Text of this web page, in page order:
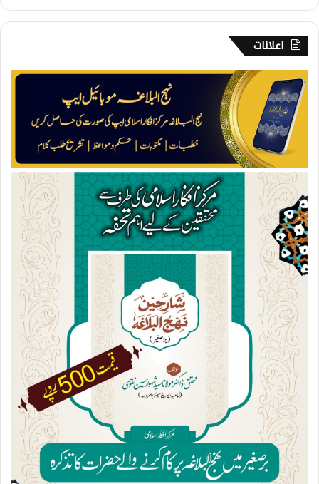
اعلانات